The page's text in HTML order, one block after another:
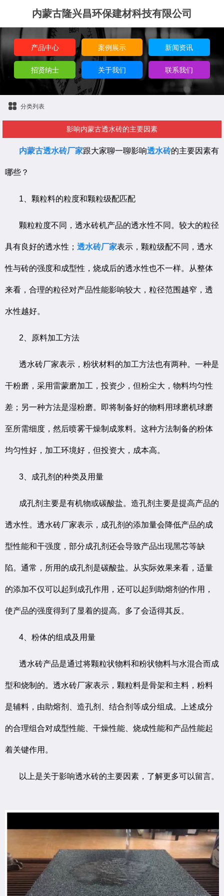
内蒙古隆兴昌环保建材科技有限公司
产品中心 案例展示 新闻资讯
招贤纳士 关于我们 联系我们
分类列表
影响内蒙古透水砖的主要因素
内蒙古透水砖厂家跟大家聊一聊影响透水砖的主要因素有
哪些？
1、颗粒料的粒度和颗粒级配匹配
颗粒粒度不同，透水砖机产品的透水性不同。较大的粒径
具有良好的透水性； 透水砖厂家表示，颗粒级配不同，透水
性与砖的强度和成型性，烧成后的透水性也不一样。从整体
来看，合理的粒径对产品性能影响较大，粒径范围越窄，透
水性越好。
2、原料加工方法
透水砖厂家表示，粉状材料的加工方法也有两种。一种是
干粉磨，采用雷蒙磨加工，投资少，但粉尘大，物料均匀性
差；另一种方法是湿粉磨。即将制备好的物料用球磨机球磨
至所需细度，然后喷雾干燥制成浆料。这种方法制备的粉体
均匀性好，加工环境好，但投资大，成本高。
3、成孔剂的种类及用量
成孔剂主要是有机物或碳酸盐。造孔剂主要是提高产品的
透水性。透水砖厂家表示，成孔剂的添加量会降低产品的成
型性能和干强度，部分成孔剂还会导致产品出现黑芯等缺
陷。通常，所用的成孔剂是碳酸盐。从实际效果来看，适量
的添加不仅可以起到成孔作用，还可以起到助熔剂的作用，
使产品的强度得到了显着的提高。多了会适得其反。
4、粉体的组成及用量
透水砖产品是通过将颗粒状物料和粉状物料与水混合而成
型和烧制的。透水砖厂家表示，颗粒料是骨架和主料，粉料
是辅料，由助熔剂、造孔剂、结合剂等成分组成。上述成分
的合理组合对成型性能、干燥性能、烧成性能和产品性能起
着关键作用。
以上是关于影响透水砖的主要因素，了解更多可以留言。